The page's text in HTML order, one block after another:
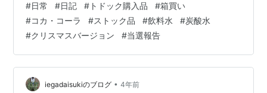
前に届くので大助かり 他にも炭酸水などの飲料水は箱で
買っているのですが、 重いストック品をを買うときは特
に助かっています。 ↓↓↓美酢で炭酸割りの過去記事は
こちら↓↓↓ baby-blue.hateblo.jp 🎄クリスマスバージ
ョンのラベ…
#日常 #日記 # トドック購入品 #箱買い
#コカ・コーラ #ストック品 #飲料水 #炭酸水
#クリスマスバージョン #当選報告
iegadaisukiのブログ • 4年前